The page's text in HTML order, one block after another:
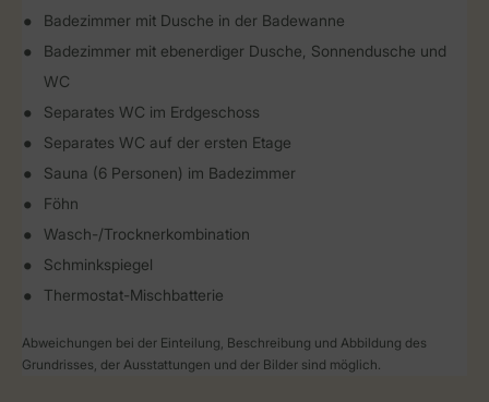
Badezimmer mit Dusche in der Badewanne
Badezimmer mit ebenerdiger Dusche, Sonnendusche und
WC
Separates WC im Erdgeschoss
Separates WC auf der ersten Etage
Sauna (6 Personen) im Badezimmer
Föhn
Wasch-/Trocknerkombination
Schminkspiegel
Thermostat-Mischbatterie
Abweichungen bei der Einteilung, Beschreibung und Abbildung des
Grundrisses, der Ausstattungen und der Bilder sind möglich.